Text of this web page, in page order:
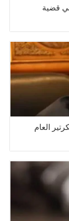
قضية
العام